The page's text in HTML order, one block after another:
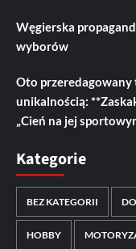
Węgierska
wyborów
Oto przeredagowany
unikalnością:
„Cień na jej
Kategorie
BEZ KATEGORII
HOBBY